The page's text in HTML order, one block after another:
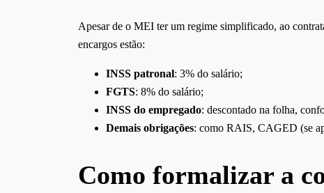
Apesar de o MEI ter um regime simplificado, ao
encargos estão:
INSS patronal: 3% do salário;
FGTS: 8% do salário;
INSS do empregado: descontado na folha,
Demais obrigações: como RAIS, CAGED (se
Como formalizar a